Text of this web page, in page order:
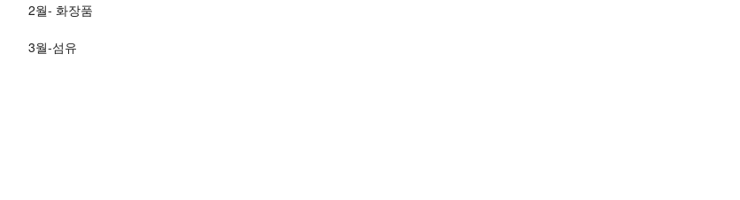
2월- 화장품
3월-섬유